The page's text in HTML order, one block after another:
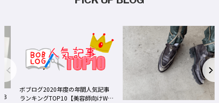
ブログ2020年度の年間人気記事
ンキングTOP10【美容師向けWe